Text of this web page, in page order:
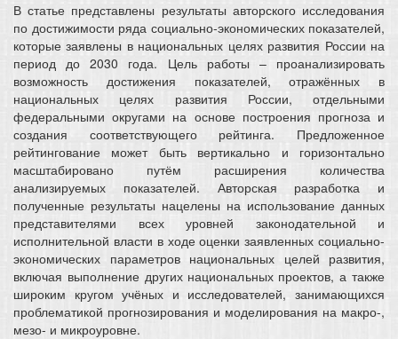
В статье представлены результаты авторского исследования
по достижимости ряда социально-экономических показателей,
которые заявлены в национальных целях развития России на
период до 2030 года. Цель работы – проанализировать
возможность достижения показателей, отражённых в
национальных целях развития России, отдельными
федеральными округами на основе построения прогноза и
создания соответствующего рейтинга. Предложенное
рейтингование может быть вертикально и горизонтально
масштабировано путём расширения количества
анализируемых показателей. Авторская разработка и
полученные результаты нацелены на использование данных
представителями всех уровней законодательной и
исполнительной власти в ходе оценки заявленных социально-
экономических параметров национальных целей развития,
включая выполнение других национальных проектов, а также
широким кругом учёных и исследователей, занимающихся
проблематикой прогнозирования и моделирования на макро-,
мезо- и микроуровне.